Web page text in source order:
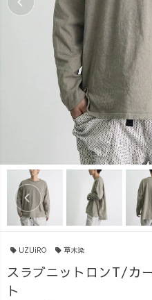
UZUiRO 草木染
スラブニットロンT/カ
ト